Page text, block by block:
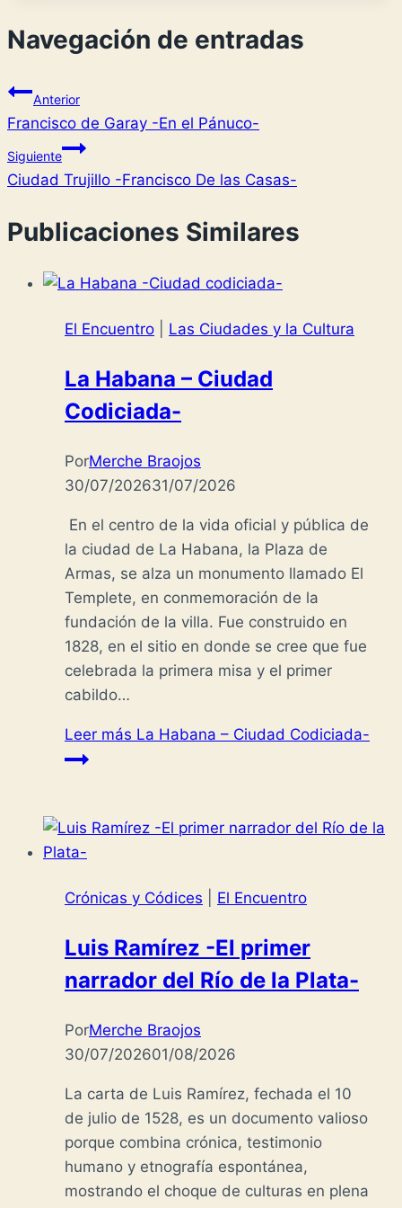
Navegación de entradas
Anterior
Francisco de Garay -En el Pánuco-
Siguiente
Ciudad Trujillo -Francisco De las Casas-
Publicaciones Similares
El Encuentro Las Ciudades y la Cultura
La Habana – Ciudad
Codiciada-
PorMerche Braojos
30/07/202631/07/2026
En el centro de la vida oficial y pública de
la ciudad de La Habana, la Plaza de
Armas, se alza un monumento llamado El
Templete, en conmemoración de la
fundación de la villa. Fue construido en
1828, en el sitio en donde se cree que fue
celebrada la primera misa y el primer
cabildo…
Leer más La Habana – Ciudad Codiciada-
Crónicas y Códices El Encuentro
Luis Ramírez -El primer
narrador del Río de la Plata-
PorMerche Braojos
30/07/202601/08/2026
La carta de Luis Ramírez, fechada el 10
de julio de 1528, es un documento valioso
porque combina crónica, testimonio
humano y etnografía espontánea,
mostrando el choque de culturas en plena